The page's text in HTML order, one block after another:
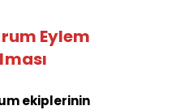
Eylem
ekiplerinin